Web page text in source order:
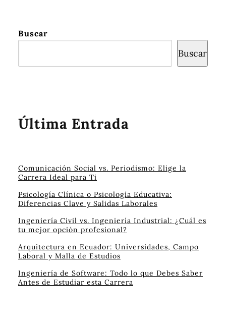
Buscar
Buscar
Última Entrada
Comunicación Social vs. Periodismo: Elige la
Carrera Ideal para Ti
Psicología Clínica o Psicología Educativa:
Diferencias Clave y Salidas Laborales
Ingeniería Civil vs. Ingeniería Industrial: ¿Cuál es
tu mejor opción profesional?
Arquitectura en Ecuador: Universidades, Campo
Laboral y Malla de Estudios
Ingeniería de Software: Todo lo que Debes Saber
Antes de Estudiar esta Carrera